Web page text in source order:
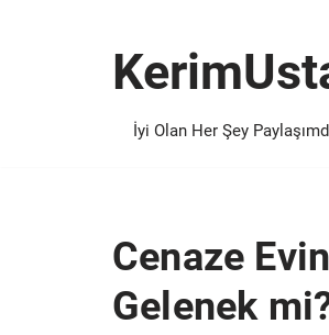
İyi Olan Her Şey
Cenaze
Gelenek